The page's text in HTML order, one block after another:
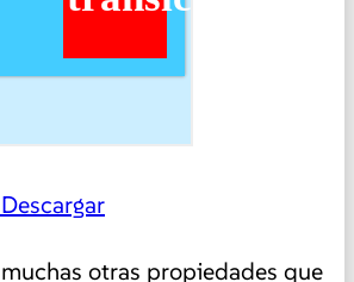
Descargar
otras propiedades que